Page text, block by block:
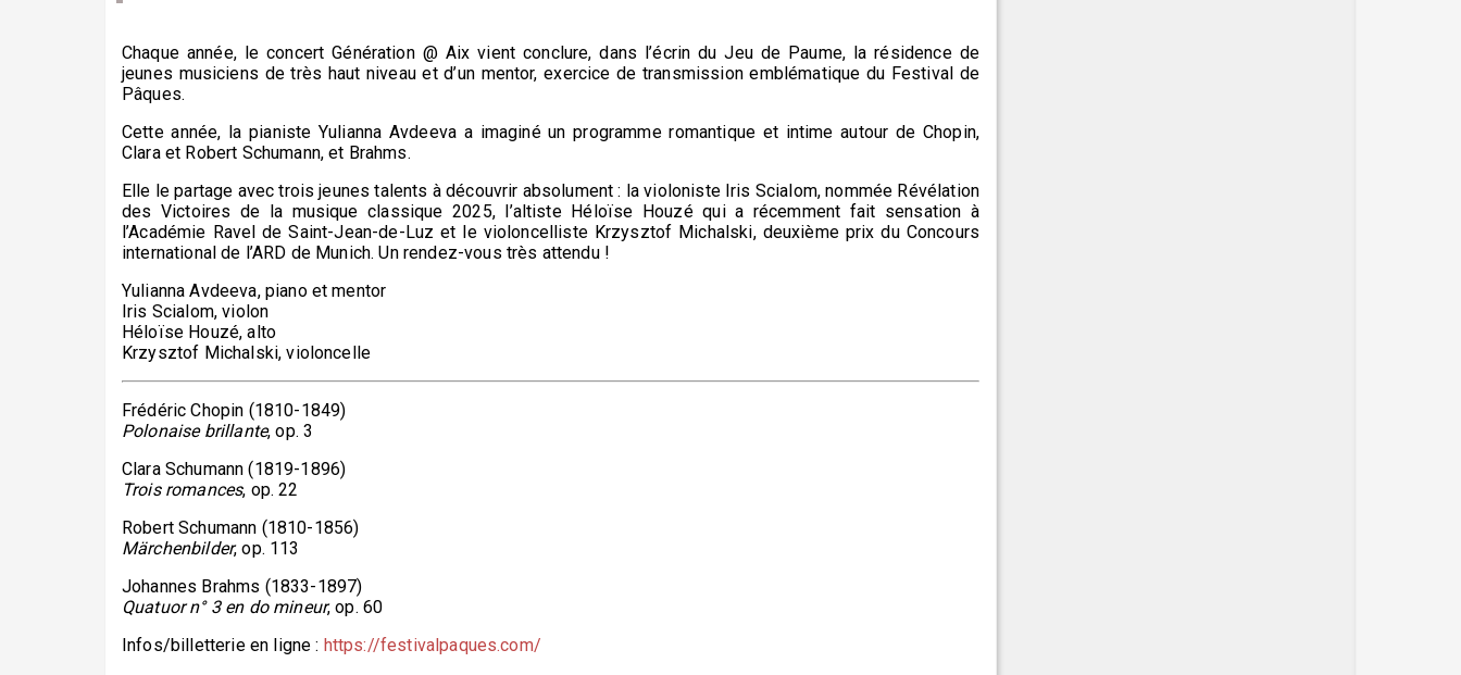
Chaque année, le concertGénération @ Aix vient conclure, dans l’écrin du Jeu de Paume, la résidence de
jeunes musiciens de très haut niveau et d’un mentor, exercice de transmission emblématique du Festival de
Pâques.
Cette année, la pianisteYulianna Avdeeva a imaginé un programme romantique et intime autour de Chopin,
Clara et Robert Schumann, et Brahms.
Elle le partage avec trois jeunes talents à découvrir absolument : la violonisteIris Scialom, nommée Révélation
des Victoires de la musique classique 2025, l’altiste Héloïse Houzéqui a récemment fait sensation à
l’Académie Ravel de Saint-Jean-de-Luz et le violoncelliste Krzysztof Michalski, deuxième prix du Concours
international de l’ARD de Munich. Un rendez-vous très attendu !
Yulianna Avdeeva, piano et mentor
Iris Scialom, violon
Héloïse Houzé, alto
Krzysztof Michalski, violoncelle
Frédéric Chopin (1810-1849)
Polonaise brillante, op. 3
Clara Schumann (1819-1896)
Trois romances, op. 22
Robert Schumann (1810-1856)
Märchenbilder, op. 113
Johannes Brahms (1833-1897)
Quatuor n° 3 en do mineur, op. 60
Infos/billetterie en ligne : https://festivalpaques.com/